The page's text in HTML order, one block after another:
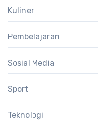
Kuliner
Pembelajaran
Sosial Media
Sport
Teknologi